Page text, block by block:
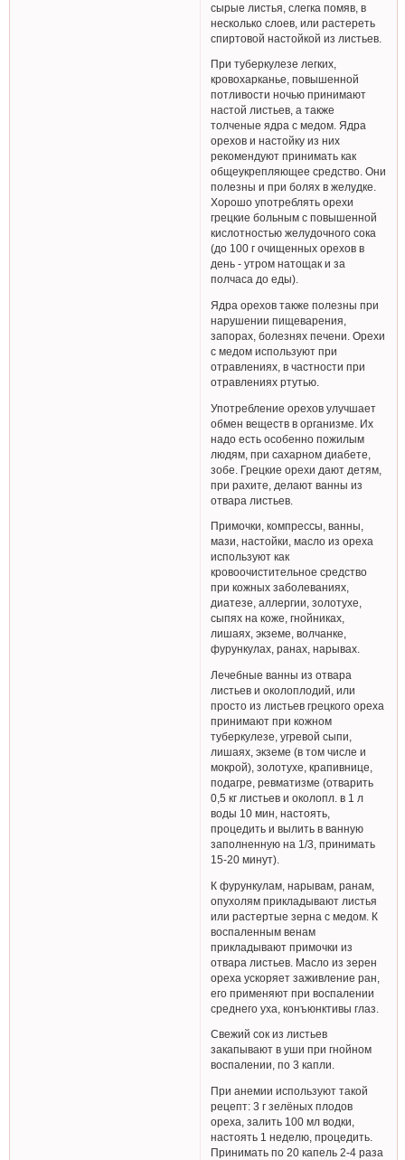
сырые листья, слегка помяв, в
несколько слоев, или растереть
спиртовой настойкой из листьев.
При туберкулезе легких,
кровохарканье, повышенной
потливости ночью принимают
настой листьев, а также
толченые ядра с медом. Ядра
орехов и настойку из них
рекомендуют принимать как
общеукрепляющее средство. Они
полезны и при болях в желудке.
Хорошо употреблять орехи
грецкие больным с повышенной
кислотностью желудочного сока
(до 100 г очищенных орехов в
день - утром натощак и за
полчаса до еды).
Ядра орехов также полезны при
нарушении пищеварения,
запорах, болезнях печени. Орехи
с медом используют при
отравлениях, в частности при
отравлениях ртутью.
Употребление орехов улучшает
обмен веществ в организме. Их
надо есть особенно пожилым
людям, при сахарном диабете,
зобе. Грецкие орехи дают детям,
при рахите, делают ванны из
отвара листьев.
Примочки, компрессы, ванны,
мази, настойки, масло из ореха
используют как
кровоочистительное средство
при кожных заболеваниях,
диатезе, аллергии, золотухе,
сыпях на коже, гнойниках,
лишаях, экземе, волчанке,
фурункулах, ранах, нарывах.
Лечебные ванны из отвара
листьев и околоплодий, или
просто из листьев грецкого ореха
принимают при кожном
туберкулезе, угревой сыпи,
лишаях, экземе (в том числе и
мокрой), золотухе, крапивнице,
подагре, ревматизме (отварить
0,5 кг листьев и околопл. в 1 л
воды 10 мин, настоять,
процедить и вылить в ванную
заполненную на 1/3, принимать
15-20 минут).
К фурункулам, нарывам, ранам,
опухолям прикладывают листья
или растертые зерна с медом. К
воспаленным венам
прикладывают примочки из
отвара листьев. Масло из зерен
ореха ускоряет заживление ран,
его применяют при воспалении
среднего уха, конъюнктивы глаз.
Свежий сок из листьев
закапывают в уши при гнойном
воспалении, по 3 капли.
При анемии используют такой
рецепт: 3 г зелёных плодов
ореха, залить 100 мл водки,
настоять 1 неделю, процедить.
Принимать по 20 капель 2-4 раза